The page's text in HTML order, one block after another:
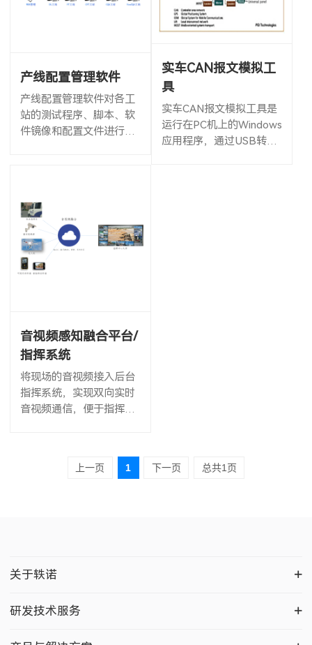
产线配置管理软件
产线配置管理软件对各工
站的测试程序、脚本、软
件镜像和配置文件进行统
实车CAN报文模拟工
具
实车CAN报文模拟工具是
运行在PC机上的Windows
应用程序，通过USB转CA
音视频感知融合平台/
指挥系统
将现场的音视频接入后台
指挥系统，实现双向实时
音视频通信，便于指挥调
上一页 1 下一页 总共1页
关于轶诺
研发技术服务